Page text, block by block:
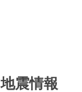
地震情報